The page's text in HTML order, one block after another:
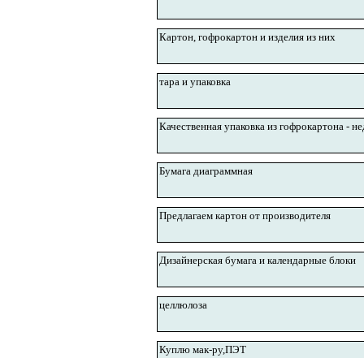
Картон, гофрокартон и изделия из них
тара и упаковка
Качественная упаковка из гофрокартона -
Бумага диаграммная
Предлагаем картон от производителя
Дизайнерская бумага и календарные блоки
целлюлоза
Куплю мак-ру,ПЭТ